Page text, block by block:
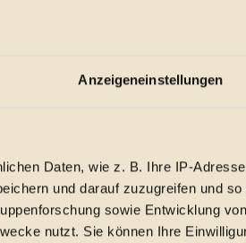
Anzeigeneinstellungen
Daten, wie z. B. Ihre IP-
und darauf zuzugreifen und
sowie Entwicklung
nutzt. Sie können Ihre